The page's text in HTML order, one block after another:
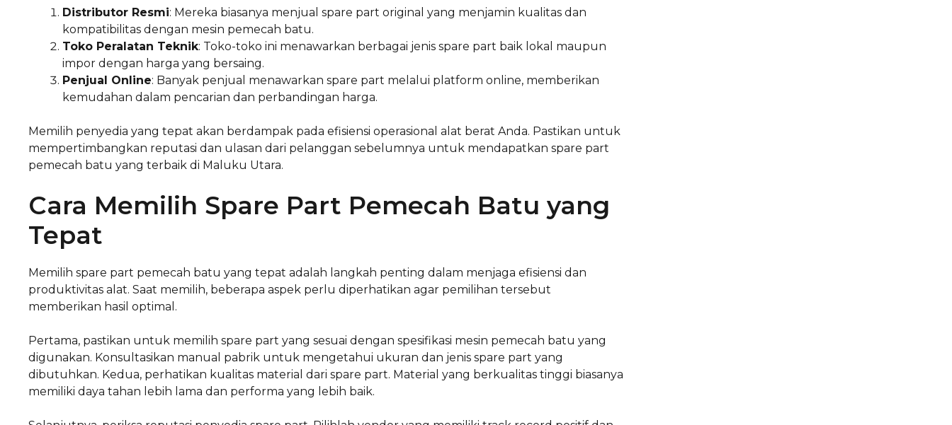
Distributor Resmi: Mereka biasanya menjual spare part original yang menjamin kualitas dan
kompatibilitas dengan mesin pemecah batu.
Toko Peralatan Teknik: Toko-toko ini menawarkan berbagai jenis spare part baik lokal maupun
impor dengan harga yang bersaing.
Penjual Online: Banyak penjual menawarkan spare part melalui platform online, memberikan
kemudahan dalam pencarian dan perbandingan harga.
Memilih penyedia yang tepat akan berdampak pada efisiensi operasional alat berat Anda. Pastikan untuk
mempertimbangkan reputasi dan ulasan dari pelanggan sebelumnya untuk mendapatkan spare part
pemecah batu yang terbaik di Maluku Utara.
Cara Memilih Spare Part Pemecah Batu yang
Tepat
Memilih spare part pemecah batu yang tepat adalah langkah penting dalam menjaga efisiensi dan
produktivitas alat. Saat memilih, beberapa aspek perlu diperhatikan agar pemilihan tersebut
memberikan hasil optimal.
Pertama, pastikan untuk memilih spare part yang sesuai dengan spesifikasi mesin pemecah batu yang
digunakan. Konsultasikan manual pabrik untuk mengetahui ukuran dan jenis spare part yang
dibutuhkan. Kedua, perhatikan kualitas material dari spare part. Material yang berkualitas tinggi biasanya
memiliki daya tahan lebih lama dan performa yang lebih baik.